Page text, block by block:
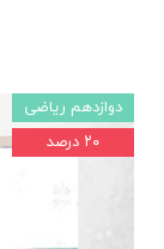
دوازدهم ریاضی
۲۰ درصد